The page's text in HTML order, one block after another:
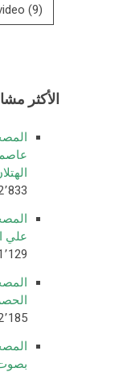
(9)
الأكثر
-
علي
111٬129
92٬185